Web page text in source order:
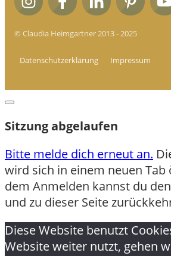
© Claudia Heimgartner 2013 - 2025
Datenschutzerklärung Impressum
Dialog
Sitzung abgelaufen
Bitte melde dich erneut an.
wird sich in einem neuen Tab
dem Anmelden kannst du
und zu dieser Seite
Diese Website benutzt
Website weiter nutzt, gehen